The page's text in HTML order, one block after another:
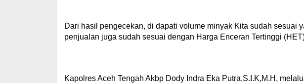
Dari hasil pengecekan, di dapati volume minyak Kita sudah sesuai
penjualan juga sudah sesuai dengan Harga Enceran Tertinggi
Kapolres Aceh Tengah Akbp Dody Indra Eka Putra,S.I.K,M.H,